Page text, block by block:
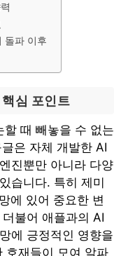
돌파 이후
심 포인트
때 빼놓을 수 없는
은 자체 개발한 AI
진뿐만 아니라 다양
습니다. 특히 제미
에 있어 중요한 변
불어 애플과의 AI
에 긍정적인 영향을
호재들이 모여 알파